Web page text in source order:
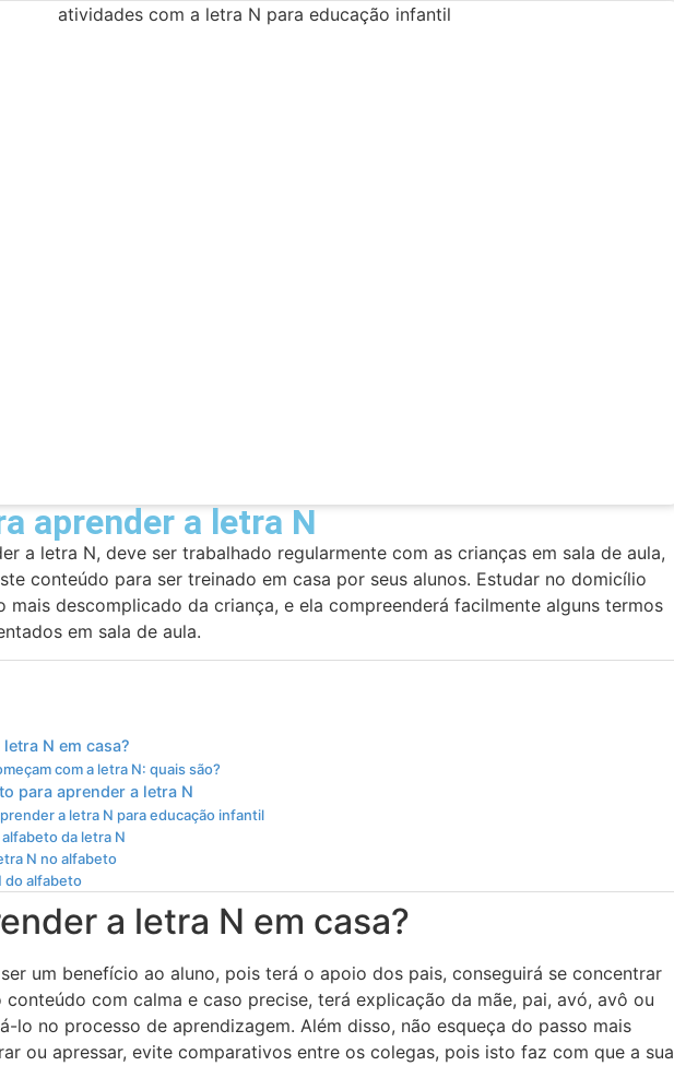
aprender a letra N
a letra N, deve ser trabalhado regularmente com as crianças em sala de aula,
conteúdo para ser treinado em casa por seus alunos. Estudar no domicílio
mais descomplicado da criança, e ela compreenderá facilmente alguns termos
em sala de aula.
N em casa?
com a letra N: quais são?
para aprender a letra N
a letra N para educação infantil
da letra N
N no alfabeto
do alfabeto
a letra N em casa?
um benefício ao aluno, pois terá o apoio dos pais, conseguirá se concentrar
com calma e caso precise, terá explicação da mãe, pai, avó, avô ou
lo no processo de aprendizagem. Além disso, não esqueça do passo mais
ou apressar, evite comparativos entre os colegas, pois isto faz com que a sua